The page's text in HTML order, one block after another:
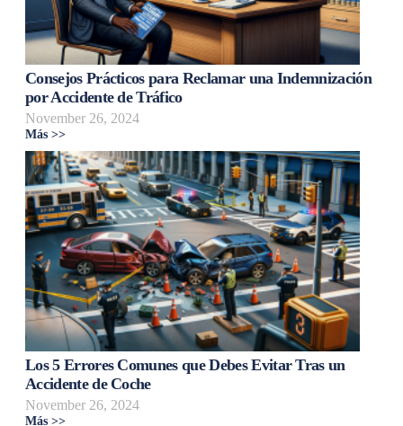
Consejos Prácticos para Reclamar una Indemnización
por Accidente de Tráfico
November 26, 2024
Más >>
Los 5 Errores Comunes que Debes Evitar Tras un
Accidente de Coche
November 26, 2024
Más >>